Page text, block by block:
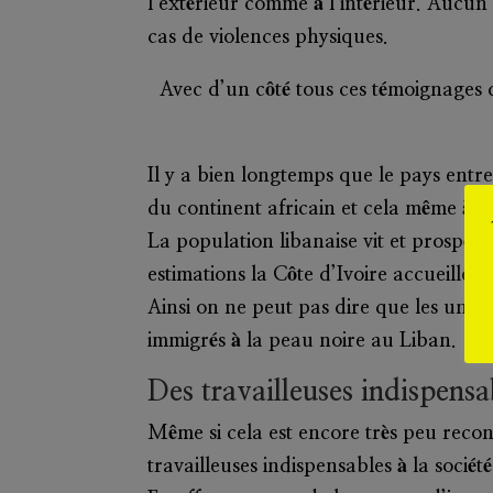
l’extérieur comme à l’intérieur.
cas de violences physiques.
Avec d’un côté tous ces
Il y a bien longtemps que le pays
du continent africain et cela même à
La population libanaise vit et
estimations la Côte d’Ivoire accueille
Ainsi on ne peut pas dire que les uns
immigrés à la peau noire au Liban.
Des travailleuses
Même si cela est encore très peu
travailleuses indispensables à la